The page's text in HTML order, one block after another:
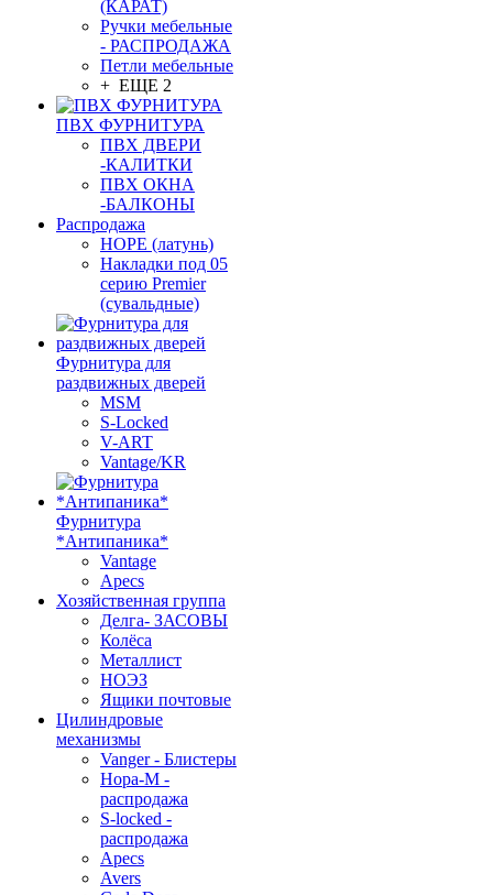
(КАРАТ)
Ручки мебельные
- РАСПРОДАЖА
Петли мебельные
+ ЕЩЕ 2
ПВХ ФУРНИТУРА
ПВХ ДВЕРИ
-КАЛИТКИ
ПВХ ОКНА
-БАЛКОНЫ
Распродажа
HOPE (латунь)
Накладки под 05
серию Premier
(сувальдные)
Фурнитура для
раздвижных дверей
MSM
S-Locked
V-ART
Vantage/KR
Фурнитура
*Антипаника*
Vantage
Apecs
Хозяйственная группа
Делга- ЗАСОВЫ
Колёса
Металлист
НОЭЗ
Ящики почтовые
Цилиндровые
механизмы
Vanger - Блистеры
Нора-М -
распродажа
S-locked -
распродажа
Apecs
Avers